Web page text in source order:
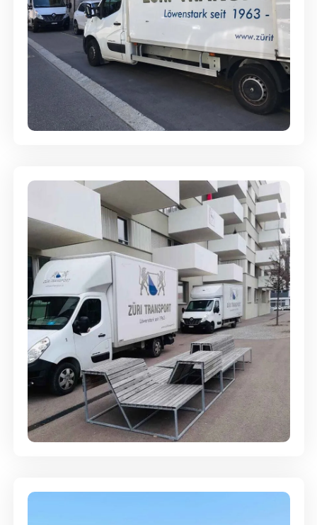
Full-Service - Für Privatumzüge
Umzugsreinigung - mit
Abgabegarantie